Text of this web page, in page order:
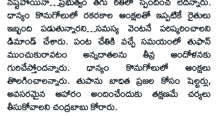
ధాన్యం కొనుగోలులో రకరకాల ఆంక్షలతో ఇప్పటికే రైతులు
ఇబ్బంది పడుతున్నారని…సమస్య వెంటనే పరిష్కరించాలని
డిమాండ్‌ చేశారు. పంట చేతికి వచ్చే సమయంలో తుఫాన్‌
ముంచుకురావటం అన్నదాతలను తీవ్ర ఆందోళనకు
గురిచేస్తోందన్నారు. ధాన్యం కొనుగోలులో ఆంక్షలు
తొలగించాలన్నారు. తుపాను బాధిత ప్రజల కోసం షెల్టర్లు,
అవసరమైన ఆహారం అందించేందుకు తక్షణమే చర్యలు
తీసుకోవాలని చంద్రబాబు కోరారు.